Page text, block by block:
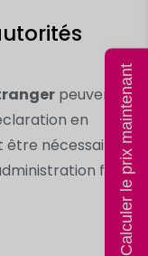
peuvent
en
nécessaire de
fiscale.
Calculer le prix maintenant